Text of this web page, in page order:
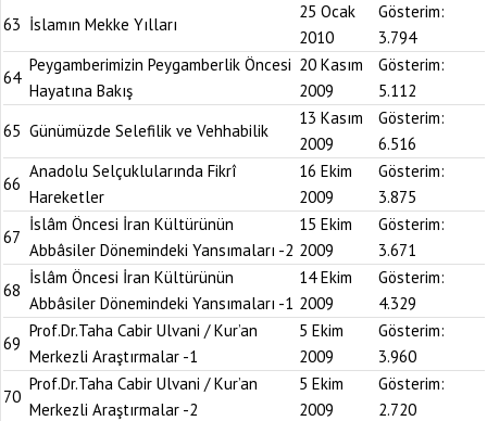
63 İslamın Mekke Yılları
25 Ocak
2010
Gösterim:
3.794
64
Peygamberimizin Peygamberlik Öncesi
Hayatına Bakış
20 Kasım
2009
Gösterim:
5.112
65 Günümüzde Selefilik ve Vehhabilik
13 Kasım
2009
Gösterim:
6.516
66
Anadolu Selçuklularında Fikrî
Hareketler
16 Ekim
2009
Gösterim:
3.875
67
İslâm Öncesi İran Kültürünün
Abbâsiler Dönemindeki Yansımaları -2
15 Ekim
2009
Gösterim:
3.671
68
İslâm Öncesi İran Kültürünün
Abbâsiler Dönemindeki Yansımaları -1
14 Ekim
2009
Gösterim:
4.329
69
Prof.Dr.Taha Cabir Ulvani / Kur’an
Merkezli Araştırmalar -1
5 Ekim
2009
Gösterim:
3.960
70
Prof.Dr.Taha Cabir Ulvani / Kur’an
Merkezli Araştırmalar -2
5 Ekim
2009
Gösterim:
2.720